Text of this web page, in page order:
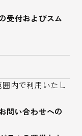
受付およびスム
内で利用いたし
問い合わせへの